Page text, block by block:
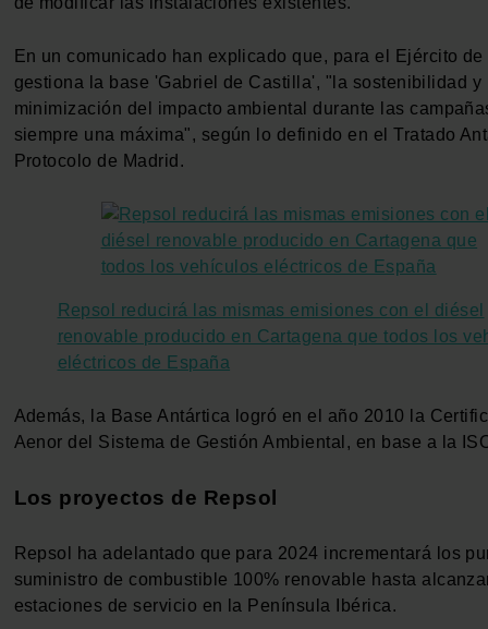
En un comunicado han explicado que, para el Ejército de
gestiona la base 'Gabriel de Castilla', "la sostenibilidad y
minimización del impacto ambiental durante las
siempre una máxima", según lo definido en el Tratado
Protocolo de Madrid.
Repsol reducirá las mismas emisiones con el diésel
renovable producido en Cartagena que todos los
eléctricos de España
Además, la Base Antártica logró en el año 2010 la
Aenor del Sistema de Gestión Ambiental, en base a la
Los proyectos de Repsol
Repsol ha adelantado que para 2024 incrementará los
suministro de combustible 100% renovable hasta
estaciones de servicio en la Península Ibérica.